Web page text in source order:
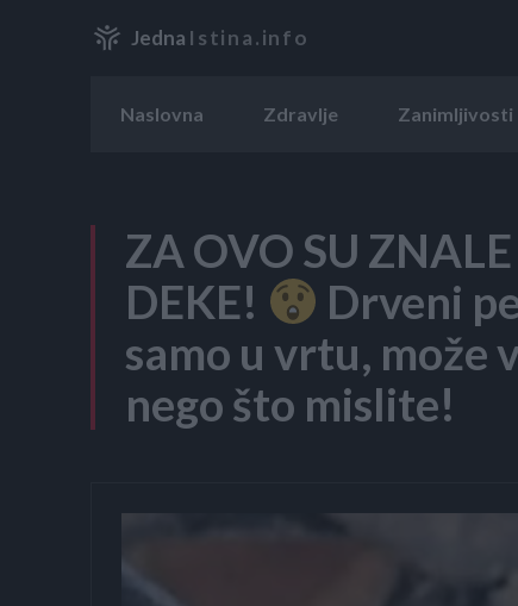
Jedna Istina.info
Naslovna Zdravlje Zanimljivosti
ZA OVO SU
DEKE!
Drveni
samo u vrtu, može
nego što mislite!